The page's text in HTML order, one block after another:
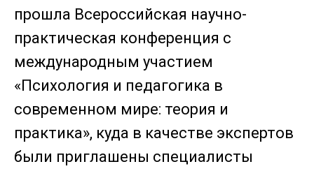
прошла Всероссийская научно-
практическая конференция с
международным участием
«Психология и педагогика в
современном мире: теория и
практика», куда в качестве экспертов
были приглашены специалисты